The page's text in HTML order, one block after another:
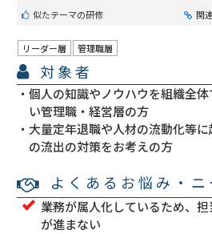
似たテーマの研修
関
対象者
リーダー層 管理職層
個人の知識やノウハウを組織全
い管理職・経営層の方
大量定年退職や人材の流動化等
の流出の対策をお考えの方
よくあるお悩み・ニ
業務が属人化しているため、
が進まない